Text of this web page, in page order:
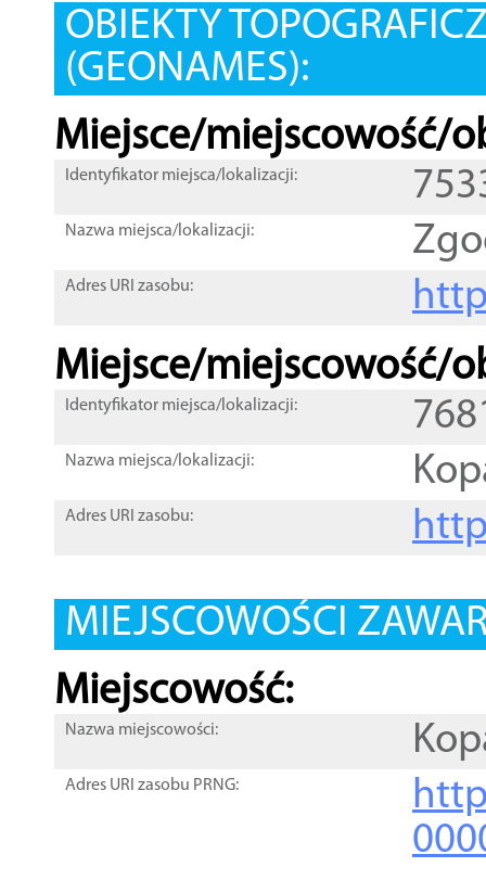
OBIEKTY
(GEONAMES):
Miejsce/miejscowość/
Identyfikator miejsca/lokalizacji:
Nazwa miejsca/lokalizacji:
Adres URI zasobu:
Miejsce/miejscowość/
Identyfikator miejsca/lokalizacji:
Nazwa miejsca/lokalizacji:
Adres URI zasobu:
MIEJSCOWOŚCI
Miejscowość:
Nazwa miejscowości:
Adres URI zasobu PRNG: